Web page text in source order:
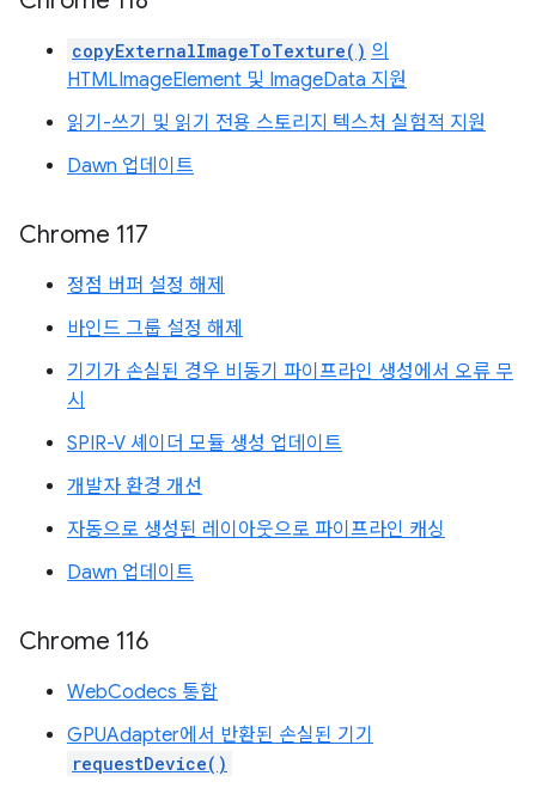
copyExternalImageToTexture() 의
HTMLImageElement 및 ImageData 지원
읽기-쓰기 및 읽기 전용 스토리지 텍스처 실험적 지원
Dawn 업데이트
Chrome 117
정점 버퍼 설정 해제
바인드 그룹 설정 해제
기기가 손실된 경우 비동기 파이프라인 생성에서 오류 무
시
SPIR-V 셰이더 모듈 생성 업데이트
개발자 환경 개선
자동으로 생성된 레이아웃으로 파이프라인 캐싱
Dawn 업데이트
Chrome 116
WebCodecs 통합
GPUAdapter에서 반환된 손실된 기기
requestDevice()